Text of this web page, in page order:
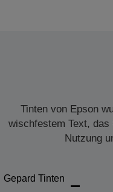
Tinten von Epson
wischfestem Text, das
Nutzung
Gepard Tinten